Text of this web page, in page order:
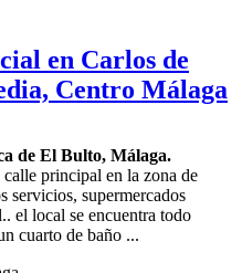
en Carlos de
Centro Málaga
de El Bulto, Málaga.
principal en la zona de
servicios, supermercados
el local se encuentra todo
cuarto de baño ...